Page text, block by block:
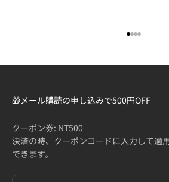
I18n
I18n
I18n
I18n
🎁メール購読の申し込みで500円OFF
クーポン券: NT500
決済の時、クーポンコードに入力して適
できます。